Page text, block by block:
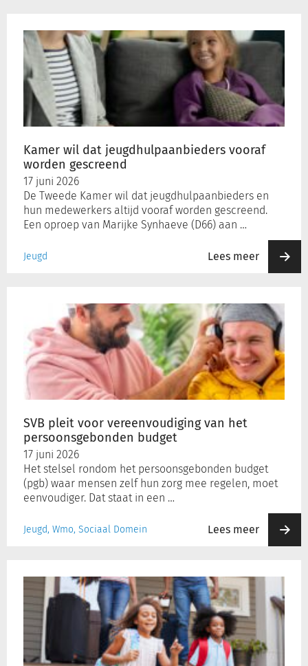
Kamer wil dat jeugdhulpaanbieders vooraf
worden gescreend
17 juni 2026
De Tweede Kamer wil dat jeugdhulpaanbieders en
hun medewerkers altijd vooraf worden gescreend.
Een oproep van Marijke Synhaeve (D66) aan …
Jeugd Lees meer
dat
jeugdhulpaanbieders
vooraf
worden
gescreend
SVB pleit voor vereenvoudiging van het
persoonsgebonden budget
17 juni 2026
Het stelsel rondom het persoonsgebonden budget
(pgb) waar mensen zelf hun zorg mee regelen, moet
eenvoudiger. Dat staat in een …
Jeugd, Wmo, Sociaal Domein Lees meer
vereenvoudiging
persoonsgebonden
budget
beoordeelt
eerste
nareisaanvragen
volgens
nieuwe
wet